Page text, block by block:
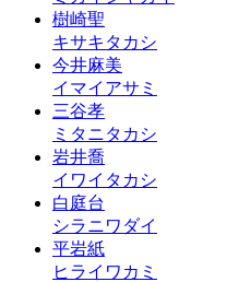
樹崎聖
キサキタカシ
今井麻美
イマイアサミ
三谷孝
ミタニタカシ
岩井喬
イワイタカシ
白庭台
シラニワダイ
平岩紙
ヒライワカミ